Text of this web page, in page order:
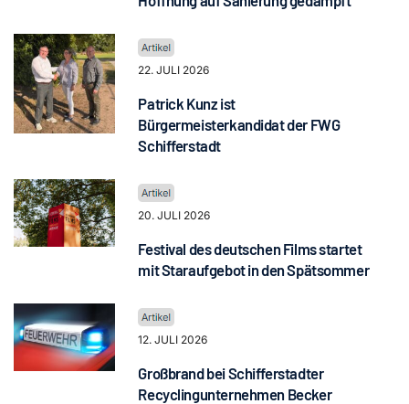
22. JULI 2026
Patrick Kunz ist
Bürgermeisterkandidat der FWG
Schifferstadt
20. JULI 2026
Festival des deutschen Films startet
mit Staraufgebot in den Spätsommer
12. JULI 2026
Großbrand bei Schifferstadter
Recyclingunternehmen Becker